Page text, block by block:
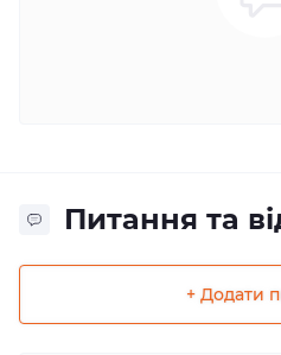
Питання та
+ Додати